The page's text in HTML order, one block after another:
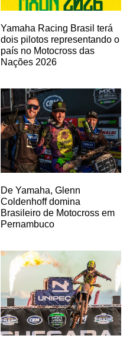
Yamaha Racing Brasil terá
dois pilotos representando o
país no Motocross das
Nações 2026
De Yamaha, Glenn
Coldenhoff domina
Brasileiro de Motocross em
Pernambuco